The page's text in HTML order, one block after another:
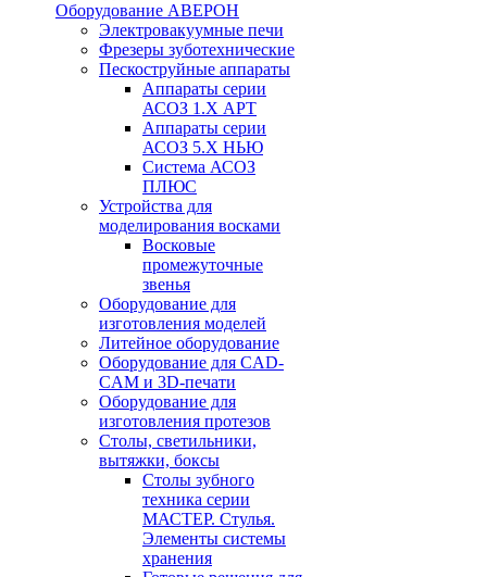
Оборудование АВЕРОН
Электровакуумные печи
Фрезеры зуботехнические
Пескоструйные аппараты
Аппараты серии
АСОЗ 1.Х АРТ
Аппараты серии
АСОЗ 5.Х НЬЮ
Система АСОЗ
ПЛЮС
Устройства для
моделирования восками
Восковые
промежуточные
звенья
Оборудование для
изготовления моделей
Литейное оборудование
Оборудование для CAD-
CAM и 3D-печати
Оборудование для
изготовления протезов
Cтолы, светильники,
вытяжки, боксы
Столы зубного
техника серии
МАСТЕР. Стулья.
Элементы системы
хранения